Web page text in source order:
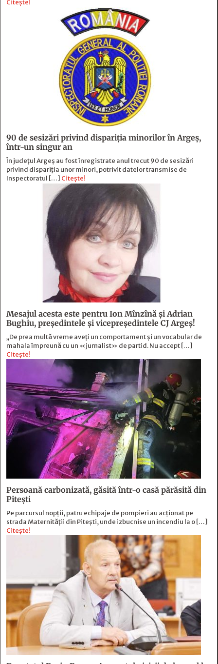
Citește!
90 de sesizări privind dispariţia minorilor în Argeş,
într-un singur an
În județul Argeș au fost înregistrate anul trecut 90 de sesizări
privind dispariția unor minori, potrivit datelor transmise de
Inspectoratul […] Citește!
Mesajul acesta este pentru Ion Mînzînă şi Adrian
Bughiu, preşedintele şi vicepreşedintele CJ Argeş!
„De prea multă vreme aveți un comportament și un vocabular de
mahala împreună cu un «jurnalist» de partid. Nu accept […]
Citește!
Persoană carbonizată, găsită într-o casă părăsită din
Pitești
Pe parcursul nopții, patru echipaje de pompieri au acționat pe
strada Maternității din Pitești, unde izbucnise un incendiu la o […]
Citește!